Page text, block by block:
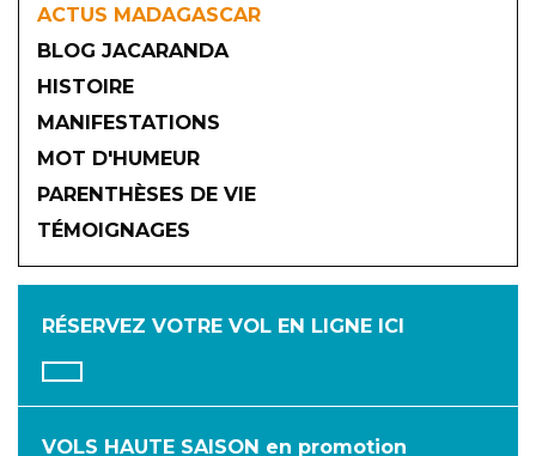
ACTUS MADAGASCAR
BLOG JACARANDA
HISTOIRE
MANIFESTATIONS
MOT D'HUMEUR
PARENTHÈSES DE VIE
TÉMOIGNAGES
RÉSERVEZ VOTRE VOL EN LIGNE ICI
VOLS HAUTE SAISON en promotion
JANVIER
AVRIL MAI JUIN
JUILLET AOÛT SEPTEMBRE
OCTOBRE